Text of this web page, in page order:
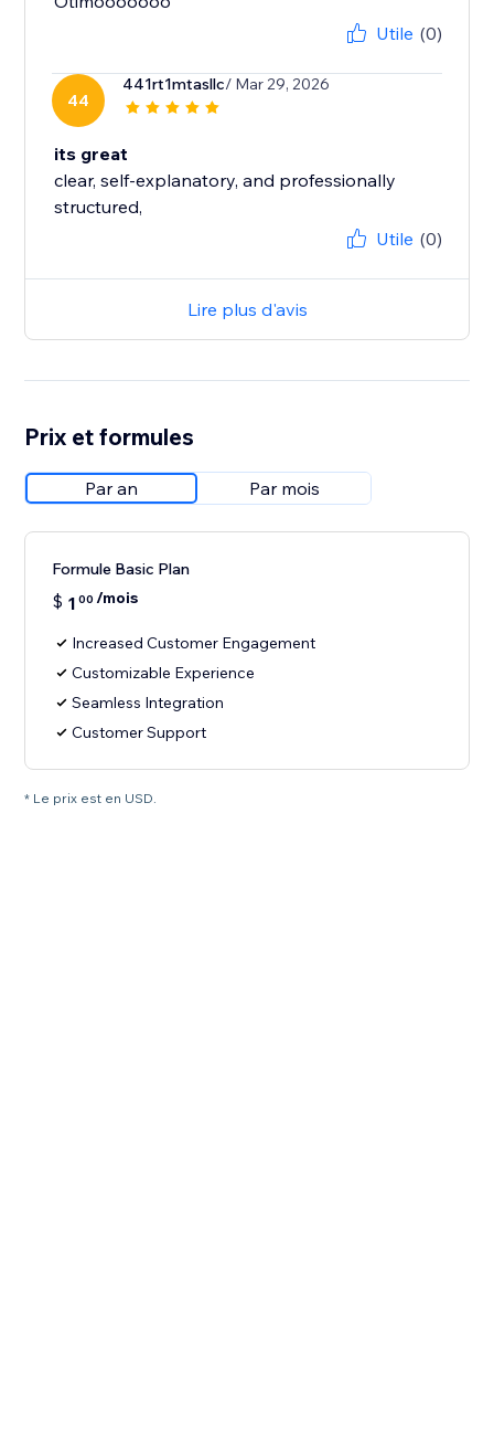
Utile (0)
44
441rt1mtasllc/ Mar 29, 2026
its great
clear, self‑explanatory, and professionally
structured,
Utile (0)
Lire plus d'avis
Prix et formules
Par an Par mois
Formule Basic Plan
$ 1 00 /mois
Increased Customer Engagement
Customizable Experience
Seamless Integration
Customer Support
* Le prix est en USD.